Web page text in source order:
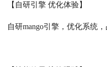
【自研引擎 优化体验】
自研mango引擎，优化系统，